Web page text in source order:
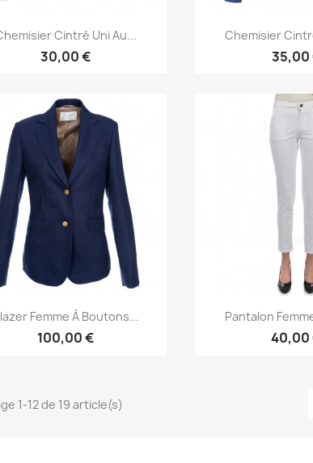
Aperçu rapide
Cintré Uni Au...
30,00 €
Aperçu
Chemisier
35,00
Aperçu rapide
Femme À Boutons...
100,00 €
Aperçu
Pantalon
40,00
1-12 de 19 article(s)